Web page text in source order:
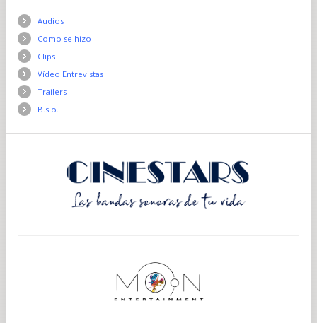
Audios
Como se hizo
Clips
Vídeo Entrevistas
Trailers
B.s.o.